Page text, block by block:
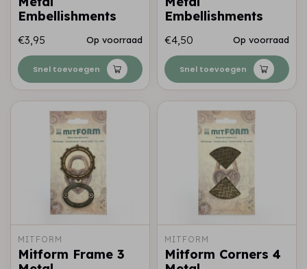
Embellishments
€3,95 Op voorraad
Snel toevoegen
Embellishments
€4,50 Op voorraad
Snel toevoegen
MITFORM
Mitform Frame 3
MITFORM
Mitform Corners 4